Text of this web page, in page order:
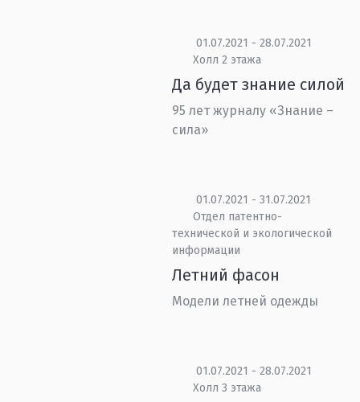
01.07.2021 - 28.07.2021
Холл 2 этажа
Да будет знание силой
95 лет журналу «Знание –
сила»
01.07.2021 - 31.07.2021
Отдел патентно-
технической и экологической
информации
Летний фасон
Модели летней одежды
01.07.2021 - 28.07.2021
Холл 3 этажа